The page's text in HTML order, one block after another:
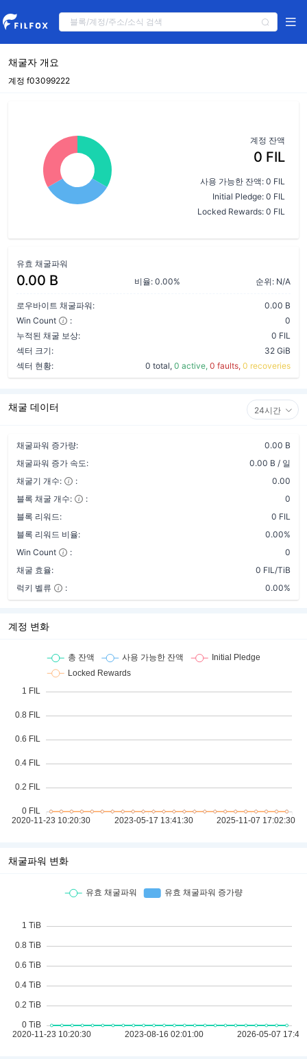
채굴자 개요
계정 f03099222
계정 잔액
0 FIL
사용 가능한 잔액: 0 FIL
Initial Pledge: 0 FIL
Locked Rewards: 0 FIL
유효 채굴파워
0.00 B 비율: 0.00% 순위: N/A
로우바이트 채굴파워:
0.00 B
Win Count
:
0
누적된 채굴 보상:
0 FIL
섹터 크기:
32 GiB
섹터 현황:
0 total, 0 active, 0 faults, 0 recoveries
채굴 데이터 24시간
채굴파워 증가량:
0.00 B
채굴파워 증가 속도:
0.00 B / 일
채굴기 개수:
:
0.00
블록 채굴 개수:
:
0
블록 리워드:
0 FIL
블록 리워드 비율:
0.00%
Win Count
:
0
채굴 효율:
0 FIL/TiB
럭키 벨류
: 0.00%
계정 변화
채굴파워 변화